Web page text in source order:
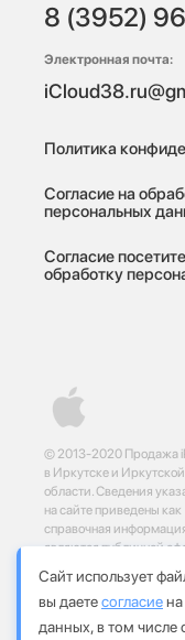
© 2013-2020 Продажа
в Иркутске и Иркутской
области. Сведения
на сайте приведены как
справочная
являются публичной
статей 437 и 435
Гражданского кодекса
Российской Федерации
8 (3952)
Электронная почта:
Политика
Согласие на
персональных
Согласие
обработку
Сайт использует
вы даетесогласие
данных, в том